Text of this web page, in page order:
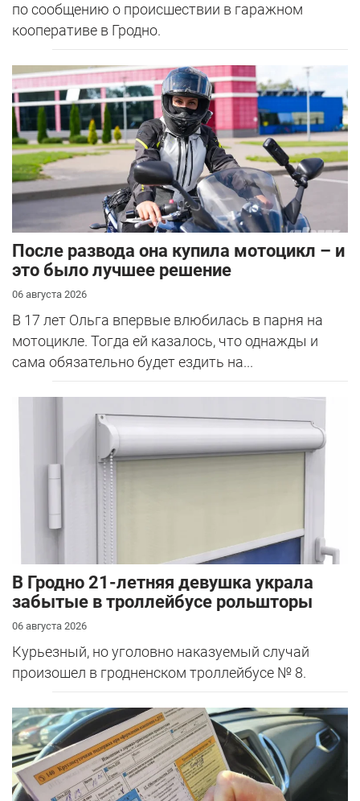
по сообщению о происшествии в гаражном
кооперативе в Гродно.
После развода она купила мотоцикл – и
это было лучшее решение
06 августа 2026
В 17 лет Ольга впервые влюбилась в парня на
мотоцикле. Тогда ей казалось, что однажды и
сама обязательно будет ездить на...
В Гродно 21-летняя девушка украла
забытые в троллейбусе рольшторы
06 августа 2026
Курьезный, но уголовно наказуемый случай
произошел в гродненском троллейбусе № 8.